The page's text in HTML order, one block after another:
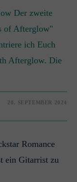
Der zweite
of Afterglow"
ich Euch
Afterglow. Die
20. SEPTEMBER 2024